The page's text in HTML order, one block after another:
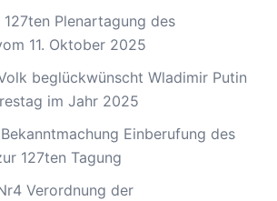
127ten Plenartagung des
11. Oktober 2025
beglückwünscht Wladimir Putin
im Jahr 2025
Einberufung des
127ten Tagung
Verordnung der